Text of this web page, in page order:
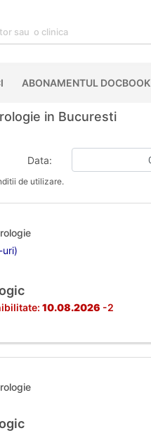
ABONAMENTUL DOCBOOK
in Bucuresti
Data:
de utilizare.
10.08.2026 -2